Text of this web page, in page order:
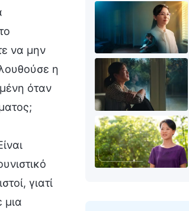
να μην
η
όταν
γιατί
μια